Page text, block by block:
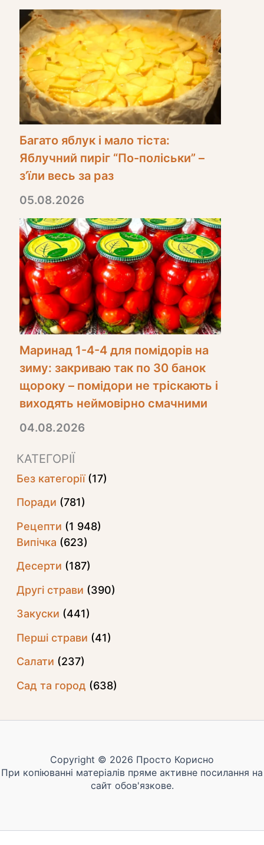
Багато яблук і мало тіста:
Яблучний пиріг “По-поліськи” –
з’їли весь за раз
05.08.2026
Маринад 1-4-4 для помідорів на
зиму: закриваю так по 30 банок
щороку – помідори не тріскають і
виходять неймовірно смачними
04.08.2026
КАТЕГОРІЇ
Без категорії(17)
Поради (781)
Рецепти (1 948)
Випічка (623)
Десерти (187)
Другі страви (390)
Закуски (441)
Перші страви (41)
Салати (237)
Сад та город (638)
Copyright © 2026 Просто Корисно
При копіюванні матеріалів пряме активне посилання на
сайт обов'язкове.